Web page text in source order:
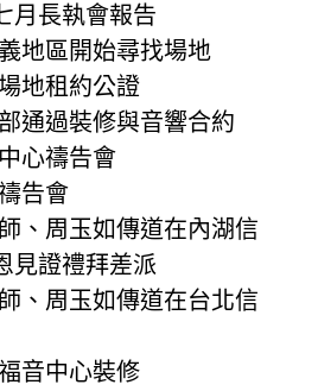
月長執會報告
地區開始尋找場地
地租約公證
通過裝修與音響合約
心禱告會
告會
、周玉如傳道在內湖信
見證禮拜差派
、周玉如傳道在台北信
音中心裝修